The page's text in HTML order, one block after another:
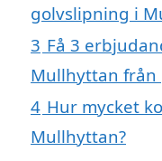
golvslipning i
3 Få 3
Mullhyttan från
4 Hur mycket
Mullhyttan?